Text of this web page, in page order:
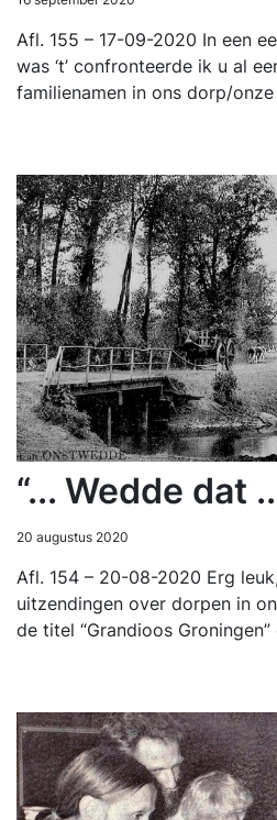
Afl. 155 – 17-09-2020 In een
was ‘t’ confronteerde ik u al
familienamen in ons dorp/
“... Wedde dat
20 augustus 2020
Afl. 154 – 20-08-2020 Erg
uitzendingen over dorpen in
de titel “Grandioos